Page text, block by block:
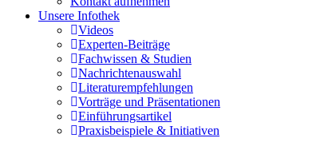
Unsere Infothek
Videos
Experten-Beiträge
Fachwissen & Studien
Nachrichtenauswahl
Literaturempfehlungen
Vorträge und Präsentationen
Einführungsartikel
Praxisbeispiele & Initiativen